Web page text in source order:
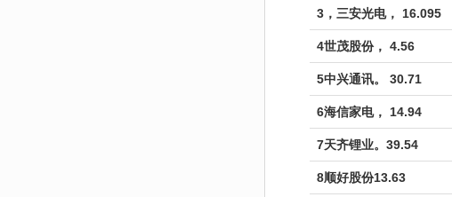
3，三安光电， 16.095
4世茂股份， 4.56
5中兴通讯。 30.71
6海信家电， 14.94
7天齐锂业。39.54
8顺好股份13.63